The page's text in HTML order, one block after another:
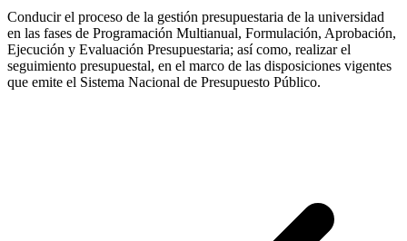
Conducir el proceso de la gestión presupuestaria de la universidad
en las fases de Programación Multianual, Formulación, Aprobación,
Ejecución y Evaluación Presupuestaria; así como, realizar el
seguimiento presupuestal, en el marco de las disposiciones vigentes
que emite el Sistema Nacional de Presupuesto Público.